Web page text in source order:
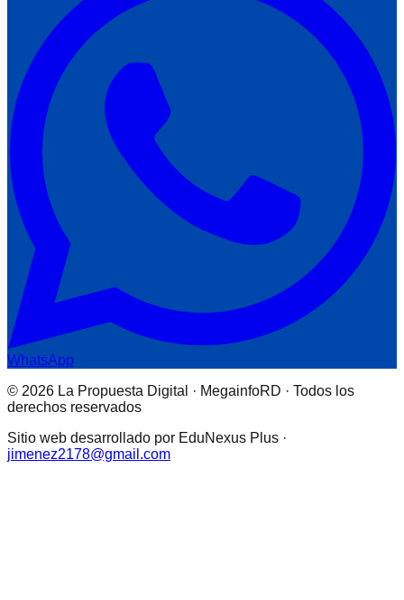
WhatsApp
© 2026 La Propuesta Digital · MegainfoRD · Todos los
derechos reservados
Sitio web desarrollado por EduNexus Plus ·
jimenez2178@gmail.com